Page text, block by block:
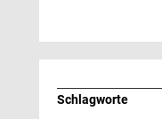
Schlagworte